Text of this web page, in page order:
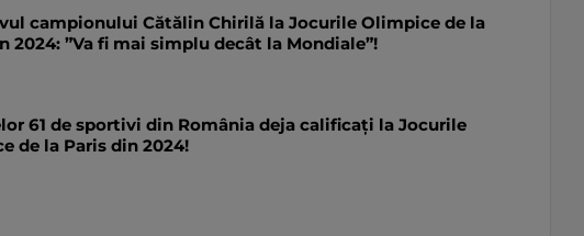
campionului Cătălin Chirilă la Jocurile Olimpice de la
2024: ”Va fi mai simplu decât la Mondiale”!
61 de sportivi din România deja calificați la Jocurile
de la Paris din 2024!